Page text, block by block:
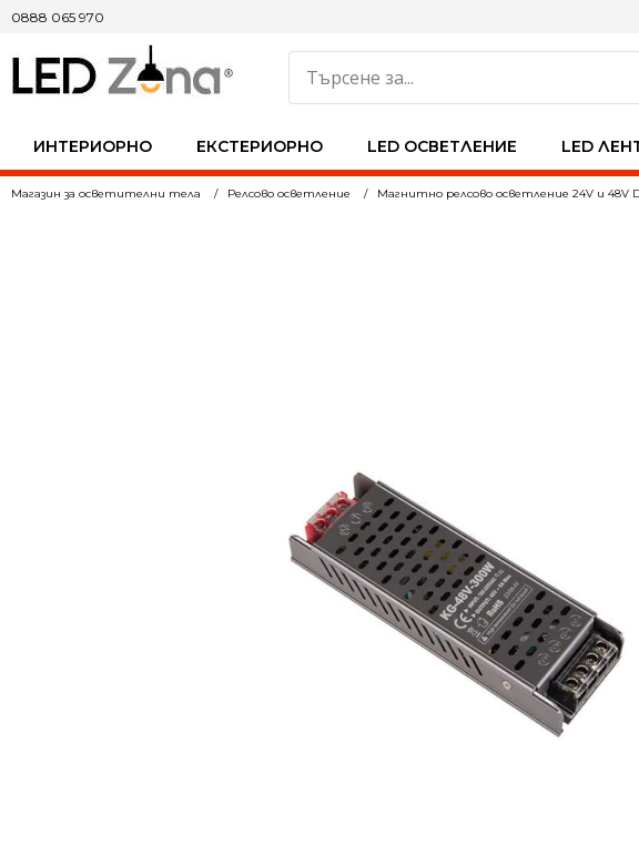
ИНТЕРИОРНО ЕКСТЕРИОРНО LED ОСВЕТЛЕНИЕ LED
0888 065 970
Магазин за осветителни тела Релсово осветление Магнитно релсово осветление 24V и 48V